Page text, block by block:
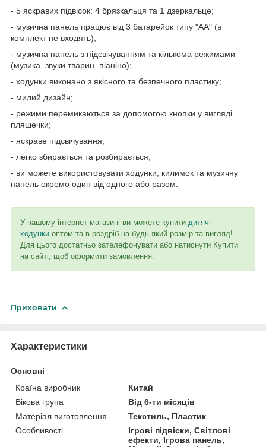
- 5 яскравих підвісок: 4 брязкальця та 1 дзеркальце;
- музична панель працює від 3 батарейок типу "АА" (в
комплект не входять);
- музична панель з підсвічуванням та кількома режимами
(музика, звуки тварин, піаніно);
- ходунки виконано з якісного та безпечного пластику;
- милий дизайн;
- режими перемикаються за допомогою кнопки у вигляді
пляшечки;
- яскраве підсвічування;
- легко збирається та розбирається;
- ви можете використовувати ходунки, килимок та музичну
панель окремо один від одного або разом.
У нашому інтернет-магазині ви можете купити дитячі
ходунки оптом та в роздріб на будь-який розмір та вигляд!
Для цього достатньо зателефонувати або натиснути Купити
на сайті, щоб оформити замовлення.
Приховати
Характеристики
Основні
Країна виробник
Китай
Вікова група
Від 6-ти місяців
Матеріал виготовлення
Текстиль, Пластик
Особливості
Ігрові підвіски, Світлові
ефекти, Ігрова панель,